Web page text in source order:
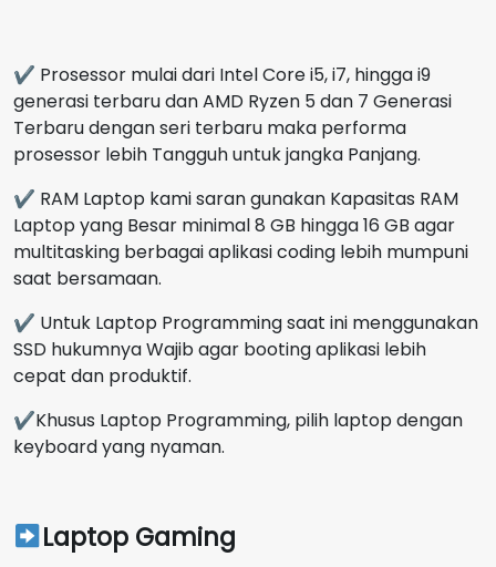
✔ Prosessor mulai dari Intel Core i5, i7, hingga i9
generasi terbaru dan AMD Ryzen 5 dan 7 Generasi
Terbaru dengan seri terbaru maka performa
prosessor lebih Tangguh untuk jangka Panjang.
✔ RAM Laptop kami saran gunakan Kapasitas RAM
Laptop yang Besar minimal 8 GB hingga 16 GB agar
multitasking berbagai aplikasi coding lebih mumpuni
saat bersamaan.
✔ Untuk Laptop Programming saat ini menggunakan
SSD hukumnya Wajib agar booting aplikasi lebih
cepat dan produktif.
✔Khusus Laptop Programming, pilih laptop dengan
keyboard yang nyaman.
Laptop Gaming